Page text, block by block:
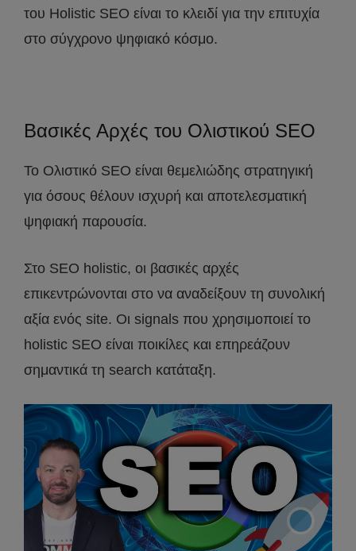
του Holistic SEO είναι το κλειδί για την επιτυχία
στο σύγχρονο ψηφιακό κόσμο.
Βασικές Αρχές του Ολιστικού SEO
Το Ολιστικό SEO είναι θεμελιώδης στρατηγική
για όσους θέλουν ισχυρή και αποτελεσματική
ψηφιακή παρουσία.
Στο SEO holistic, οι βασικές αρχές
επικεντρώνονται στο να αναδείξουν τη συνολική
αξία ενός site. Οι signals που χρησιμοποιεί το
holistic SEO είναι ποικίλες και επηρεάζουν
σημαντικά τη search κατάταξη.